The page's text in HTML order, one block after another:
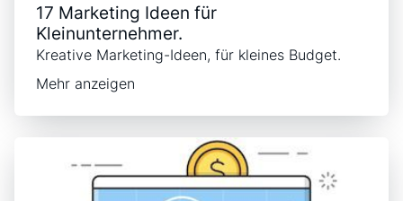
17 Marketing Ideen für
Kleinunternehmer.
Kreative Marketing-Ideen, für kleines Budget.
Mehr anzeigen